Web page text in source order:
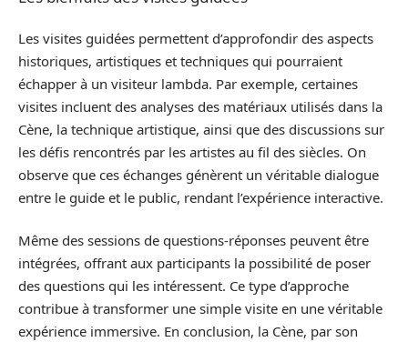
Les visites guidées permettent d’approfondir des aspects
historiques, artistiques et techniques qui pourraient
échapper à un visiteur lambda. Par exemple, certaines
visites incluent des analyses des matériaux utilisés dans la
Cène, la technique artistique, ainsi que des discussions sur
les défis rencontrés par les artistes au fil des siècles. On
observe que ces échanges génèrent un véritable dialogue
entre le guide et le public, rendant l’expérience interactive.
Même des sessions de questions-réponses peuvent être
intégrées, offrant aux participants la possibilité de poser
des questions qui les intéressent. Ce type d’approche
contribue à transformer une simple visite en une véritable
expérience immersive. En conclusion, la Cène, par son